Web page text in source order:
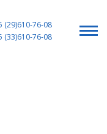
(29)610-76-08
(33)610-76-08